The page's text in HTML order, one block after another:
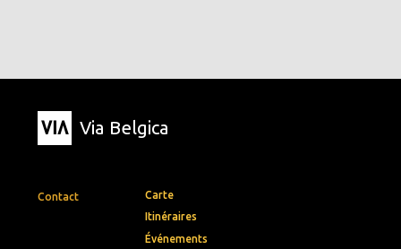
Via Belgica
Contact
Carte
Itinéraires
Événements